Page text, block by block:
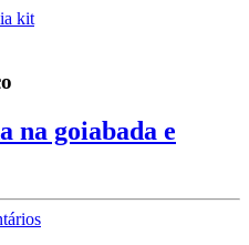
kit
na goiabada e